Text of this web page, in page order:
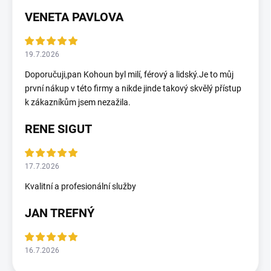
VENETA PAVLOVA
19.7.2026
Doporučuji,pan Kohoun byl milí, férový a lidský.Je to můj
první nákup v této firmy a nikde jinde takový skvělý přístup
k zákazníkům jsem nezažila.
RENE SIGUT
17.7.2026
Kvalitní a profesionální služby
JAN TREFNÝ
16.7.2026